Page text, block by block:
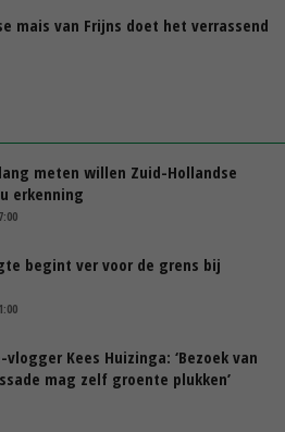
mais van Frijns doet het verrassend
meten willen Zuid-Hollandse
erkenning
begint ver voor de grens bij
vlogger Kees Huizinga: ‘Bezoek van
mag zelf groente plukken’